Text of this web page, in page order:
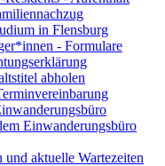
in Flensburg
- Formulare
abholen
Einwanderungsbüro
und aktuelle Wartezeiten